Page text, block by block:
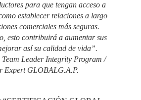
para que tengan acceso a
establecer relaciones a largo
comerciales más seguras.
esto contribuirá a aumentar sus
así su calidad de vida”.
Leader Integrity Program /
Expert GLOBALG.A.P.